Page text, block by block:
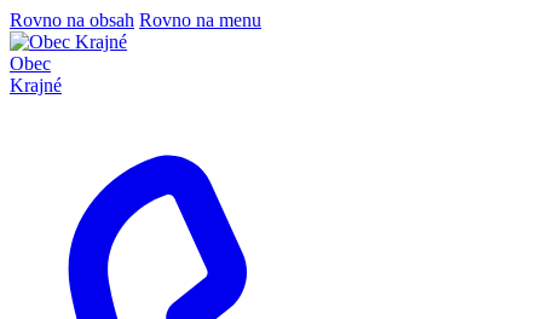
Rovno na obsah Rovno na menu
Obec
Krajné